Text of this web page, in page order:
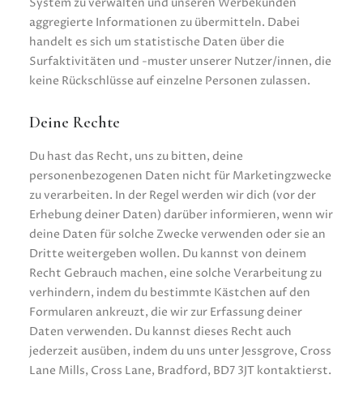
aggregierte Informationen zu übermitteln. Dabei
handelt es sich um statistische Daten über die
Surfaktivitäten und -muster unserer Nutzer/innen, die
keine Rückschlüsse auf einzelne Personen zulassen.
Deine Rechte
Du hast das Recht, uns zu bitten, deine
personenbezogenen Daten nicht für Marketingzwecke
zu verarbeiten. In der Regel werden wir dich (vor der
Erhebung deiner Daten) darüber informieren, wenn wir
deine Daten für solche Zwecke verwenden oder sie an
Dritte weitergeben wollen. Du kannst von deinem
Recht Gebrauch machen, eine solche Verarbeitung zu
verhindern, indem du bestimmte Kästchen auf den
Formularen ankreuzt, die wir zur Erfassung deiner
Daten verwenden. Du kannst dieses Recht auch
jederzeit ausüben, indem du uns unter Jessgrove, Cross
Lane Mills, Cross Lane, Bradford, BD7 3JT kontaktierst.